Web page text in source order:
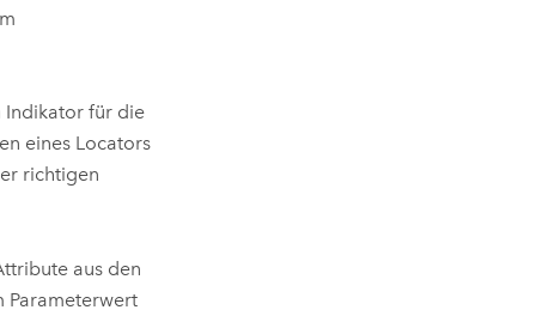
Indikator für die
eines Locators
richtigen
aus den
Parameterwert